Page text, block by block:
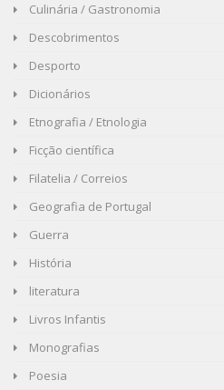
Culinária / Gastronomia
Descobrimentos
Desporto
Dicionários
Etnografia / Etnologia
Ficção científica
Filatelia / Correios
Geografia de Portugal
Guerra
História
literatura
Livros Infantis
Monografias
Poesia